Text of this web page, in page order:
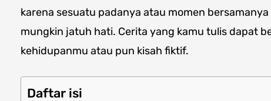
karena sesuatu padanya atau momen
mungkin jatuh hati. Cerita yang kamu tulis dapat
kehidupanmu atau pun kisah fiktif.
Daftar isi